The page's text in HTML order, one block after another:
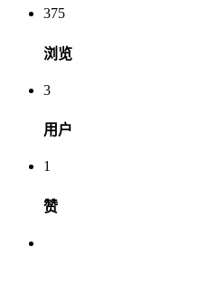
375
浏览
3
用户
1
赞